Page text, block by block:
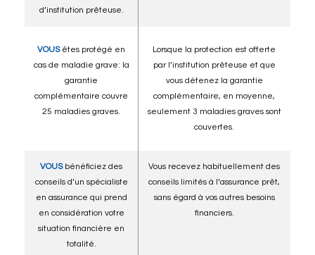
d’institution prêteuse.
VOUSêtes protégé en
cas de maladie grave: la
garantie
complémentaire couvre
25 maladies graves.
Lorsque la protection est offerte
par l’institution prêteuse et que
vous détenez la garantie
complémentaire, en moyenne,
seulement 3 maladies graves sont
couvertes.
VOUSbénéficiez des
conseils d’un spécialiste
en assurance qui prend
en considération votre
situation financière en
totalité.
Vous recevez habituellement des
conseils limités à l’assurance prêt,
sans égard à vos autres besoins
financiers.